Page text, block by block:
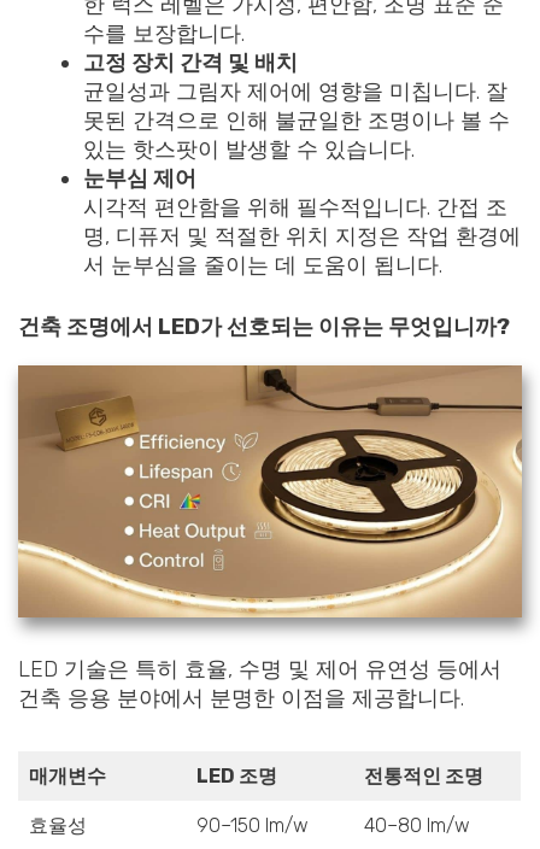
수를 보장합니다.
고정 장치 간격 및 배치
균일성과 그림자 제어에 영향을 미칩니다. 잘
못된 간격으로 인해 불균일한 조명이나 볼 수
있는 핫스팟이 발생할 수 있습니다.
눈부심 제어
시각적 편안함을 위해 필수적입니다. 간접 조
명, 디퓨저 및 적절한 위치 지정은 작업 환경에
서 눈부심을 줄이는 데 도움이 됩니다.
건축 조명에서 LED가 선호되는 이유는 무엇입니까?
LED 기술은 특히 효율, 수명 및 제어 유연성 등에서
건축 응용 분야에서 분명한 이점을 제공합니다.
매개변수 LED 조명 전통적인 조명
효율성 90–150 lm/w 40–80 lm/w